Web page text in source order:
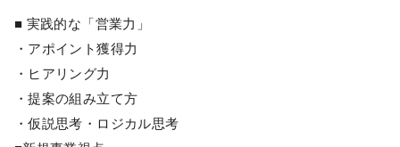
■ 実践的な「営業力」
・アポイント獲得力
・ヒアリング力
・提案の組み立て方
・仮説思考・ロジカル思考